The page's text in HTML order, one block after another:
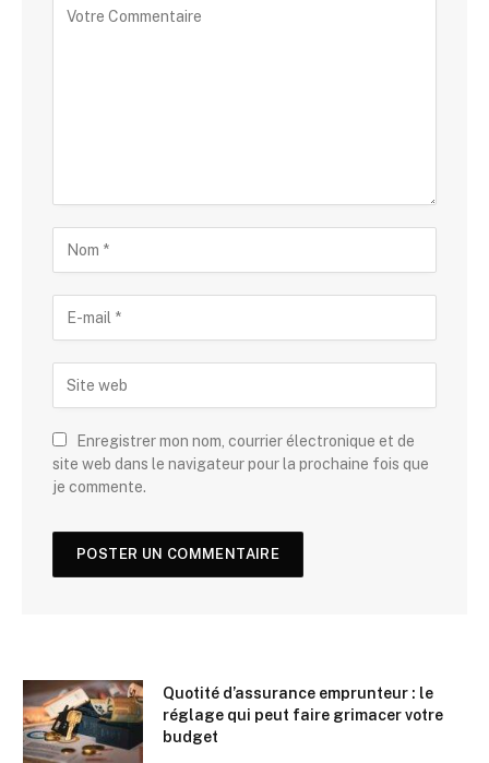
Enregistrer mon nom, courrier électronique et de
site web dans le navigateur pour la prochaine fois que
je commente.
Quotité d’assurance emprunteur : le
réglage qui peut faire grimacer votre
budget